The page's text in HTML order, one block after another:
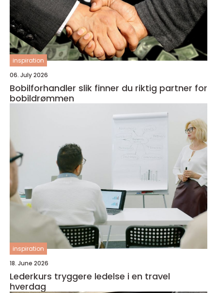
inspiration
06. July 2026
Bobilforhandler slik finner du riktig partner for
bobildrømmen
inspiration
18. June 2026
Lederkurs tryggere ledelse i en travel
hverdag